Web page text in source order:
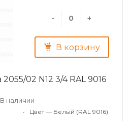
- +
В корзину
02 N12 3/4 RAL 9016
В наличии
•
Цвет — Белый (RAL 9016)